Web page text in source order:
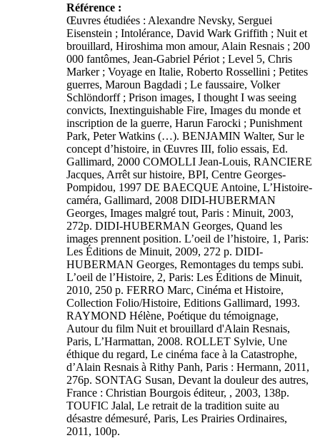
Référence :
Œuvres étudiées : Alexandre Nevsky, Serguei
Eisenstein ; Intolérance, David Wark Griffith ; Nuit et
brouillard, Hiroshima mon amour, Alain Resnais ; 200
000 fantômes, Jean-Gabriel Périot ; Level 5, Chris
Marker ; Voyage en Italie, Roberto Rossellini ; Petites
guerres, Maroun Bagdadi ; Le faussaire, Volker
Schlöndorff ; Prison images, I thought I was seeing
convicts, Inextinguishable Fire, Images du monde et
inscription de la guerre, Harun Farocki ; Punishment
Park, Peter Watkins (…). BENJAMIN Walter, Sur le
concept d’histoire, in Œuvres III, folio essais, Ed.
Gallimard, 2000 COMOLLI Jean-Louis, RANCIERE
Jacques, Arrêt sur histoire, BPI, Centre Georges-
Pompidou, 1997 DE BAECQUE Antoine, L’Histoire-
caméra, Gallimard, 2008 DIDI-HUBERMAN
Georges, Images malgré tout, Paris : Minuit, 2003,
272p. DIDI-HUBERMAN Georges, Quand les
images prennent position. L’oeil de l’histoire, 1, Paris:
Les Éditions de Minuit, 2009, 272 p. DIDI-
HUBERMAN Georges, Remontages du temps subi.
L’oeil de l’Histoire, 2, Paris: Les Éditions de Minuit,
2010, 250 p. FERRO Marc, Cinéma et Histoire,
Collection Folio/Histoire, Editions Gallimard, 1993.
RAYMOND Hélène, Poétique du témoignage,
Autour du film Nuit et brouillard d'Alain Resnais,
Paris, L’Harmattan, 2008. ROLLET Sylvie, Une
éthique du regard, Le cinéma face à la Catastrophe,
d’Alain Resnais à Rithy Panh, Paris : Hermann, 2011,
276p. SONTAG Susan, Devant la douleur des autres,
France : Christian Bourgois éditeur, , 2003, 138p.
TOUFIC Jalal, Le retrait de la tradition suite au
désastre démesuré, Paris, Les Prairies Ordinaires,
2011, 100p.